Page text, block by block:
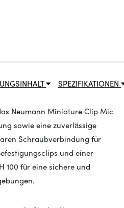
SPEZIFIKATIONEN
Neumann Miniature Clip Mic
sowie eine zuverlässige
Schraubverbindung für
und einer
100 für eine sichere und